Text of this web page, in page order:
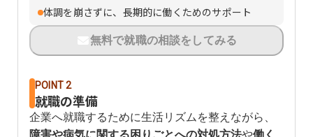
体調を崩さずに、長期的に働くためのサポート
無料で就職の相談をしてみる
POINT 2
就職の準備
企業へ就職するために生活リズムを整えながら、